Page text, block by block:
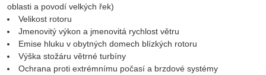
oblasti a povodí velkých řek)
Velikost rotoru
Jmenovitý výkon a jmenovitá rychlost větru
Emise hluku v obytných domech blízkých rotoru
Výška stožáru větrné turbíny
Ochrana proti extrémnímu počasí a brzdové systémy